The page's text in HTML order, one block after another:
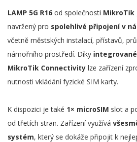
LAMP 5G R16 od společnosti MikroTik
navržený pro spolehlivé připojení v
včetně městských instalací, přístavů,
námořního prostředí. Díky integrované
MikroTik Connectivity lze zařízení
nutnosti vkládání fyzické SIM karty.
K dispozici je také 1× microSIM slot a
od třetích stran. Zařízení využívá
systém, který se dokáže připojit k